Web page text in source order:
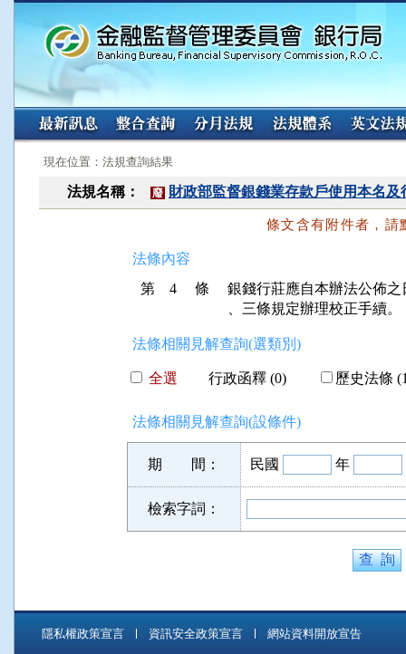
:::
現在位置：法規查詢結果
法規名稱： 廢 財政部監督銀錢業存款戶使用本名及
條文含有附件者，請
法條內容
第 4 條
銀錢行莊應自本辦法公佈
法條相關見解查詢(選類別)
全選 行政函釋 (0) 歷史法條
法條相關見解查詢(設條件)
期 間： 民國 年
檢索字詞：
隱私權政策宣言 資訊安全政策宣言 網站資料開放宣告